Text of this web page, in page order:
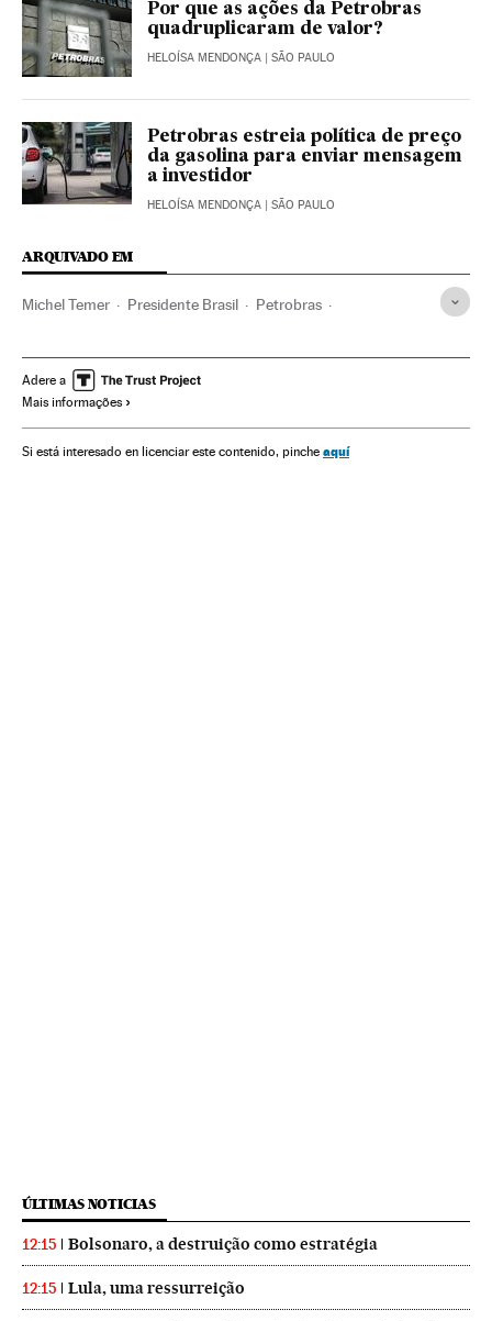
Por que as ações da Petrobras
quadruplicaram de valor?
HELOÍSA MENDONÇA | SÃO PAULO
Petrobras estreia política de preço
da gasolina para enviar mensagem
a investidor
HELOÍSA MENDONÇA | SÃO PAULO
ARQUIVADO EM
Michel Temer Presidente Brasil Petrobras
Combustíveis fósseis Governo
América Latina
América Empresas Energia não renovável Política
Adere a
Mais informações
Si está interesado en licenciar este contenido, pinche aquí
ÚLTIMAS NOTICIAS
12:15 Bolsonaro, a destruição como estratégia
12:15 Lula, uma ressurreição